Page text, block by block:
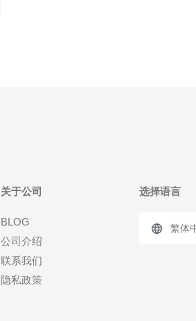
关于公司
BLOG
公司介绍
联系我们
隐私政策
选择语言
繁体